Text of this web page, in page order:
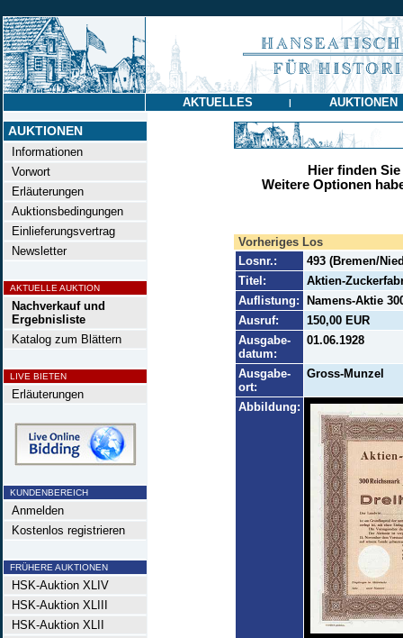
AKTUELLES | AUKTIONEN
AUKTIONEN
Informationen
Vorwort
Erläuterungen
Auktionsbedingungen
Einlieferungsvertrag
Newsletter
AKTUELLE AUKTION
Nachverkauf und
Ergebnisliste
Katalog zum Blättern
LIVE BIETEN
Erläuterungen
KUNDENBEREICH
Anmelden
Kostenlos registrieren
FRÜHERE AUKTIONEN
HSK-Auktion XLIV
HSK-Auktion XLIII
HSK-Auktion XLII
Hier finden
Weitere Optionen
Vorheriges Los
Losnr.:
493 (Bremen/
Titel:
Aktien-
Auflistung:
Namens-Aktie
Ausruf:
150,00 EUR
Ausgabe-
datum:
01.06.1928
Ausgabe-
ort:
Gross-Munzel
Abbildung: